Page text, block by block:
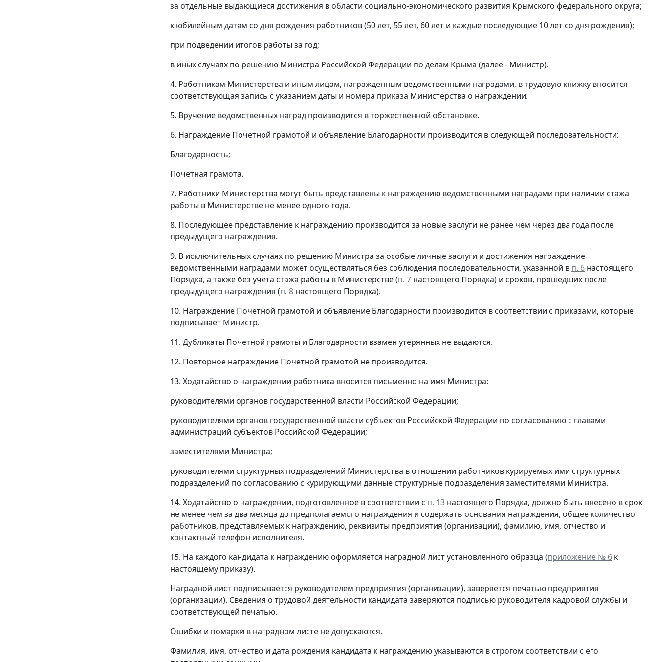
за отдельные выдающиеся достижения в области социально-экономического развития Крымского федерального округа;
к юбилейным датам со дня рождения работников (50 лет, 55 лет, 60 лет и каждые последующие 10 лет со дня рождения);
при подведении итогов работы за год;
в иных случаях по решению Министра Российской Федерации по делам Крыма (далее - Министр).
4. Работникам Министерства и иным лицам, награжденным ведомственными наградами, в трудовую книжку вносится
соответствующая запись с указанием даты и номера приказа Министерства о награждении.
5. Вручение ведомственных наград производится в торжественной обстановке.
6. Награждение Почетной грамотой и объявление Благодарности производится в следующей последовательности:
Благодарность;
Почетная грамота.
7. Работники Министерства могут быть представлены к награждению ведомственными наградами при наличии стажа
работы в Министерстве не менее одного года.
8. Последующее представление к награждению производится за новые заслуги не ранее чем через два года после
предыдущего награждения.
9. В исключительных случаях по решению Министра за особые личные заслуги и достижения награждение
ведомственными наградами может осуществляться без соблюдения последовательности, указанной в п. 6 настоящего
Порядка, а также без учета стажа работы в Министерстве (п. 7 настоящего Порядка) и сроков, прошедших после
предыдущего награждения (п. 8 настоящего Порядка).
10. Награждение Почетной грамотой и объявление Благодарности производится в соответствии с приказами, которые
подписывает Министр.
11. Дубликаты Почетной грамоты и Благодарности взамен утерянных не выдаются.
12. Повторное награждение Почетной грамотой не производится.
13. Ходатайство о награждении работника вносится письменно на имя Министра:
руководителями органов государственной власти Российской Федерации;
руководителями органов государственной власти субъектов Российской Федерации по согласованию с главами
администраций субъектов Российской Федерации;
заместителями Министра;
руководителями структурных подразделений Министерства в отношении работников курируемых ими структурных
подразделений по согласованию с курирующими данные структурные подразделения заместителями Министра.
14. Ходатайство о награждении, подготовленное в соответствии с п. 13 настоящего Порядка, должно быть внесено в срок
не менее чем за два месяца до предполагаемого награждения и содержать основания награждения, общее количество
работников, представляемых к награждению, реквизиты предприятия (организации), фамилию, имя, отчество и
контактный телефон исполнителя.
15. На каждого кандидата к награждению оформляется наградной лист установленного образца (приложение № 6 к
настоящему приказу).
Наградной лист подписывается руководителем предприятия (организации), заверяется печатью предприятия
(организации). Сведения о трудовой деятельности кандидата заверяются подписью руководителя кадровой службы и
соответствующей печатью.
Ошибки и помарки в наградном листе не допускаются.
Фамилия, имя, отчество и дата рождения кандидата к награждению указываются в строгом соответствии с его